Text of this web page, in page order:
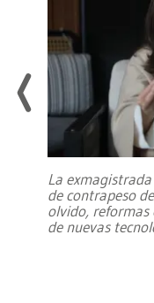
La
de contrapeso
olvido, reformas
de nuevas